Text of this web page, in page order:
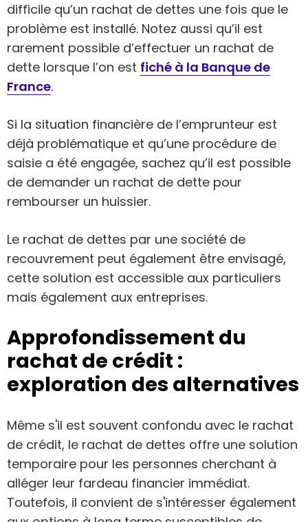
difficile qu’un rachat de dettes une fois que le
problème est installé. Notez aussi qu’il est
rarement possible d’effectuer un rachat de
dette lorsque l’on est fiché à la Banque de
France.
Si la situation financière de l’emprunteur est
déjà problématique et qu’une procédure de
saisie a été engagée, sachez qu’il est possible
de demander un rachat de dette pour
rembourser un huissier.
Le rachat de dettes par une société de
recouvrement peut également être envisagé,
cette solution est accessible aux particuliers
mais également aux entreprises.
Approfondissement du
rachat de crédit :
exploration des alternatives
Même s'il est souvent confondu avec le rachat
de crédit, le rachat de dettes offre une solution
temporaire pour les personnes cherchant à
alléger leur fardeau financier immédiat.
Toutefois, il convient de s'intéresser également